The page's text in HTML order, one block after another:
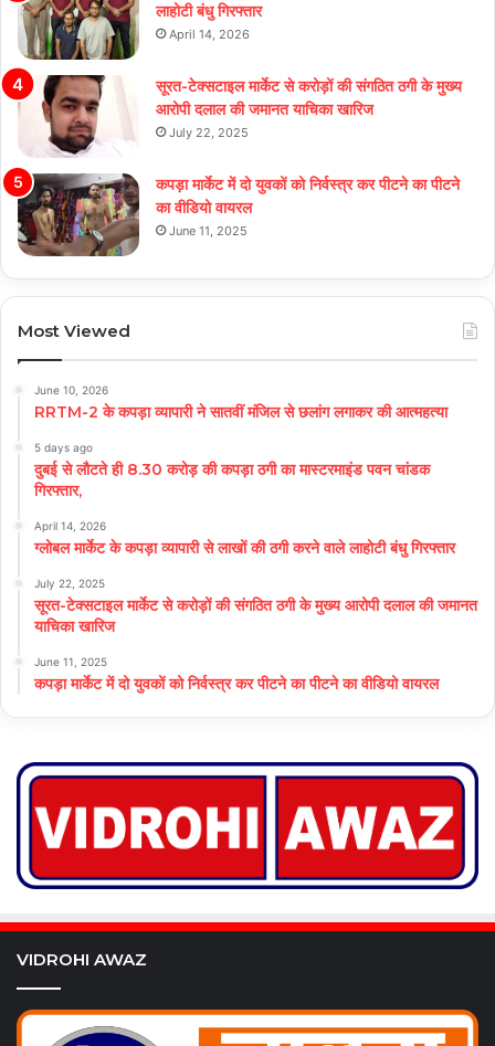
लाहोटी बंधु गिरफ्तार
April 14, 2026
सूरत-टेक्सटाइल मार्केट से करोड़ों की संगठित ठगी के मुख्य
आरोपी दलाल की जमानत याचिका खारिज
July 22, 2025
कपड़ा मार्केट में दो युवकों को निर्वस्त्र कर पीटने का पीटने
का वीडियो वायरल
June 11, 2025
Most Viewed
June 10, 2026
RRTM-2 के कपड़ा व्यापारी ने सातवीं मंजिल से छलांग लगाकर की आत्महत्या
5 days ago
दुबई से लौटते ही 8.30 करोड़ की कपड़ा ठगी का मास्टरमाइंड पवन चांडक
गिरफ्तार,
April 14, 2026
ग्लोबल मार्केट के कपड़ा व्यापारी से लाखों की ठगी करने वाले लाहोटी बंधु गिरफ्तार
July 22, 2025
सूरत-टेक्सटाइल मार्केट से करोड़ों की संगठित ठगी के मुख्य आरोपी दलाल की जमानत
याचिका खारिज
June 11, 2025
कपड़ा मार्केट में दो युवकों को निर्वस्त्र कर पीटने का पीटने का वीडियो वायरल
VIDROHI AWAZ